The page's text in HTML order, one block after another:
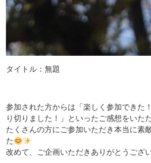
タイトル：無題
参加された方からは「楽しく参加できた
り切りました！」といったご感想をいた
たくさんの方にご参加いただき本当に素
た
改めて、ご企画いただきありがとうござ